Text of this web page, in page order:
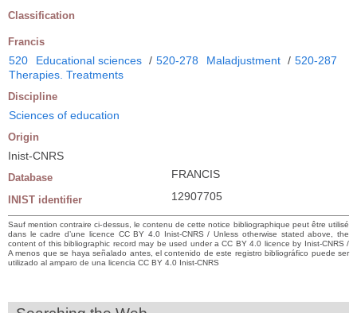
Classification
Francis
520 Educational sciences / 520-278 Maladjustment / 520-287
Therapies. Treatments
Discipline
Sciences of education
Origin
Inist-CNRS
Database FRANCIS
INIST identifier 12907705
Sauf mention contraire ci-dessus, le contenu de cette notice bibliographique peut être utilisé
dans le cadre d’une licence CC BY 4.0 Inist-CNRS / Unless otherwise stated above, the
content of this bibliographic record may be used under a CC BY 4.0 licence by Inist-CNRS /
A menos que se haya señalado antes, el contenido de este registro bibliográfico puede ser
utilizado al amparo de una licencia CC BY 4.0 Inist-CNRS